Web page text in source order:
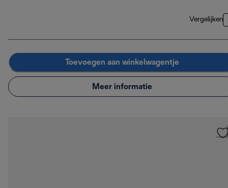
Vergelijken
Toevoegen aan winkelwagentje
Meer informatie